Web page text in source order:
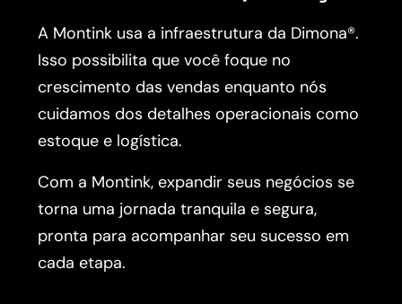
A Montink usa a infraestrutura da Dimona®.
Isso possibilita que você foque no
crescimento das vendas enquanto nós
cuidamos dos detalhes operacionais como
estoque e logística.
Com a Montink, expandir seus negócios se
torna uma jornada tranquila e segura,
pronta para acompanhar seu sucesso em
cada etapa.